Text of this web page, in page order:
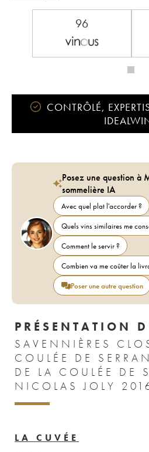
96
CONTRÔLÉ,
Posez une question à
sommelière IA
Avec quel plat l'accorder ?
Quels vins similaires me
Comment le servir ?
Combien va me coûter la
Poser une autre question
PRÉSENTATION
SAVENNIÈRES
COULÉE DE
DE LA COULÉE DE
NICOLAS JOLY
LA CUVÉE